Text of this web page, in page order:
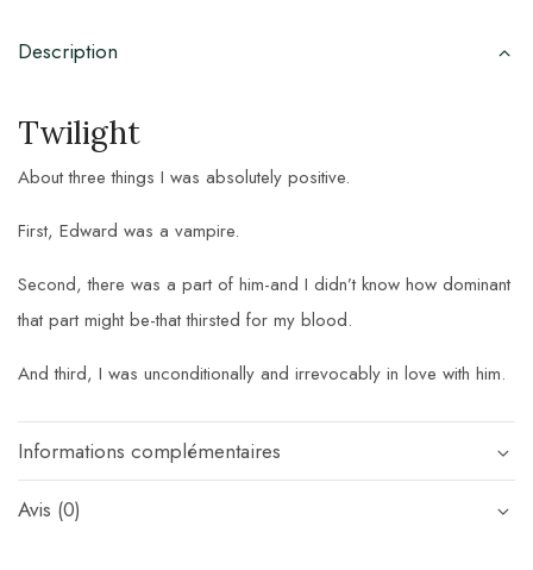
Description
Twilight
About three things I was absolutely positive.
First, Edward was a vampire.
Second, there was a part of him-and I didn’t know how dominant
that part might be-that thirsted for my blood.
And third, I was unconditionally and irrevocably in love with him.
Informations complémentaires
Avis (0)